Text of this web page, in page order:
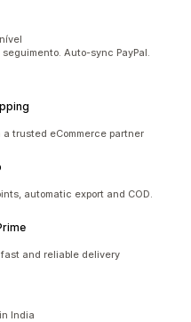
Auto-sync PayPal.
trusted eCommerce partner
automatic export and COD.
and reliable delivery
India